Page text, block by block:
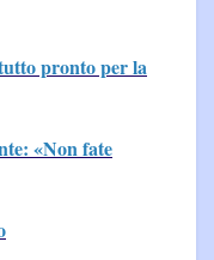
pronto per la
«Non fate